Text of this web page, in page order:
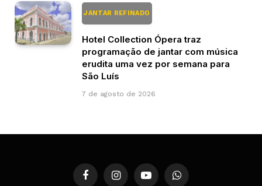
JANTAR REFINADO
Hotel Collection Ópera traz
programação de jantar com música
erudita uma vez por semana para
São Luís
7 de agosto de 2026
FacebookInstagramYouTubeWhatsApp